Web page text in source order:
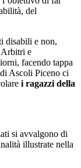
del
disabili e non,
Arbitri e
facendo tappa
Ascoli Piceno ci
i ragazzi della
si avvalgono di
illustrate nella